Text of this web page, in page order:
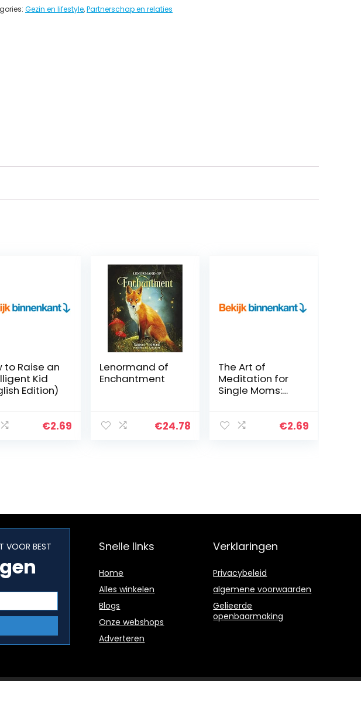
Gezin en lifestyle,Partnerschap en relaties
to Raise an
Kid
Edition)
€2.69
Lenormand of
Enchantment
€24.78
The Art of
Meditation for
Single Moms:
Mother (English
€2.69
VOOR BEST Snelle links
Home
Alles winkelen
Blogs
Onze webshops
Adverteren
Verklaringen
Privacybeleid
algemene voorwaarden
Gelieerde
openbaarmaking